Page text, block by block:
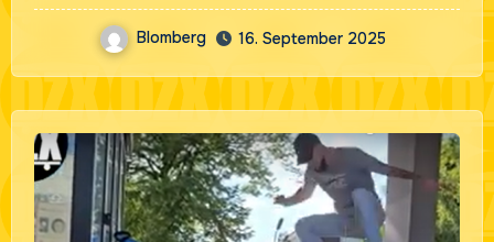
Blomberg 16. September 2025